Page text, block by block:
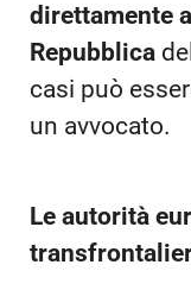
direttamente
Repubblica
casi può
un avvocato.
Le autorità